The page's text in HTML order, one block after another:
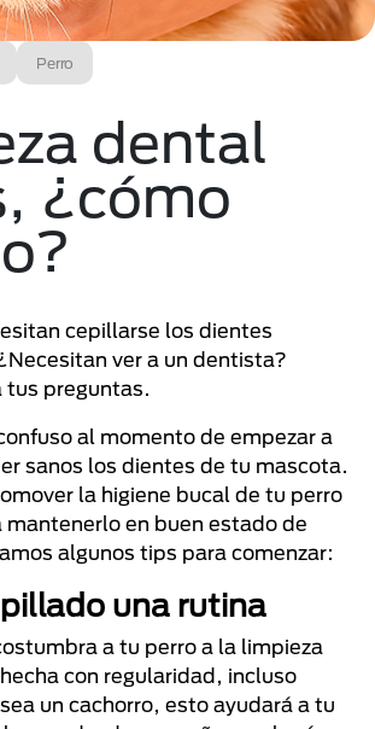
Perro
dental
¿cómo
cepillarse los dientes
ver a un dentista?
tus preguntas.
al momento de empezar a
sanos los dientes de tu mascota.
la higiene bucal de tu perro
mantenerlo en buen estado de
algunos tips para comenzar:
una rutina
a tu perro a la limpieza
con regularidad, incluso
un cachorro, esto ayudará a tu